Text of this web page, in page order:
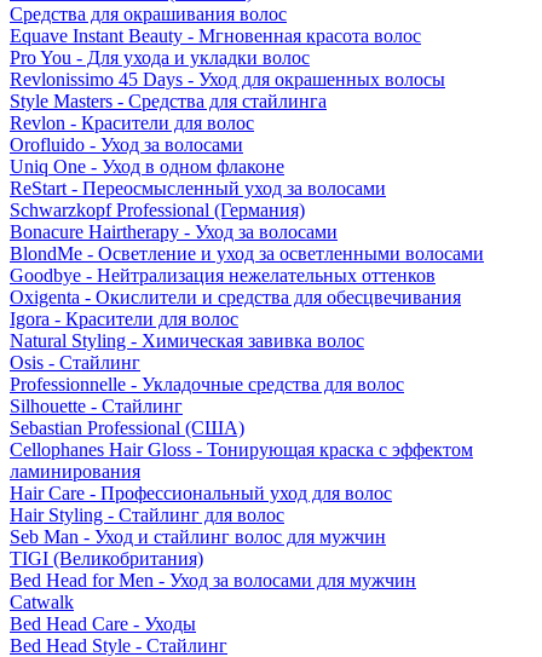
Средства для окрашивания волос
Equave Instant Beauty - Мгновенная красота волос
Pro You - Для ухода и укладки волос
Revlonissimo 45 Days - Уход для окрашенных волосы
Style Masters - Средства для стайлинга
Revlon - Красители для волос
Orofluido - Уход за волосами
Uniq One - Уход в одном флаконе
ReStart - Переосмысленный уход за волосами
Schwarzkopf Professional (Германия)
Bonacure Hairtherapy - Уход за волосами
BlondMe - Осветление и уход за осветленными волосами
Goodbye - Нейтрализация нежелательных оттенков
Oxigenta - Окислители и средства для обесцвечивания
Igora - Красители для волос
Natural Styling - Химическая завивка волос
Osis - Стайлинг
Professionnelle - Укладочные средства для волос
Silhouette - Стайлинг
Sebastian Professional (США)
Cellophanes Hair Gloss - Тонирующая краска с эффектом
ламинирования
Hair Care - Профессиональный уход для волос
Hair Styling - Стайлинг для волос
Seb Man - Уход и стайлинг волос для мужчин
TIGI (Великобритания)
Bed Head for Men - Уход за волосами для мужчин
Catwalk
Bed Head Care - Уходы
Bed Head Style - Стайлинг